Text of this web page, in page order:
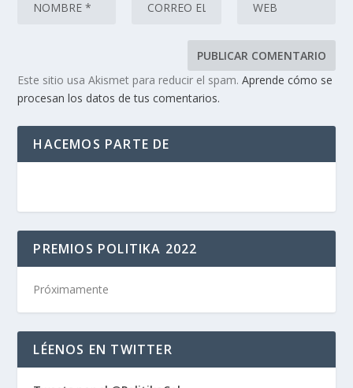
Este sitio usa Akismet para reducir el spam.Aprende cómo se
procesan los datos de tus comentarios.
HACEMOS PARTE DE
PREMIOS POLITIKA 2022
Próximamente
LÉENOS EN TWITTER